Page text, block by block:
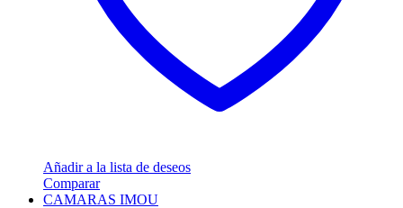
Añadir a la lista de deseos
Comparar
CAMARAS IMOU